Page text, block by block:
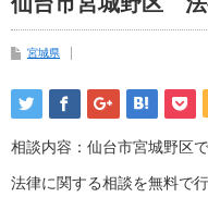
宮城県
相談内容：仙台市宮城野区
法律に関する相談を無料で